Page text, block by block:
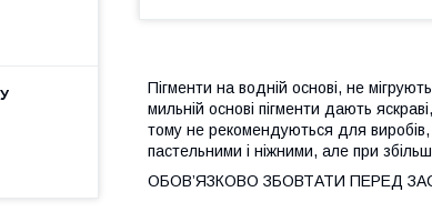
Пігменти на водній основі, не
мильній основі пігменти дають
тому не рекомендуються для виробів,
пастельними і ніжними, але при
ОБОВ’ЯЗКОВО ЗБОВТАТИ ПЕРЕД